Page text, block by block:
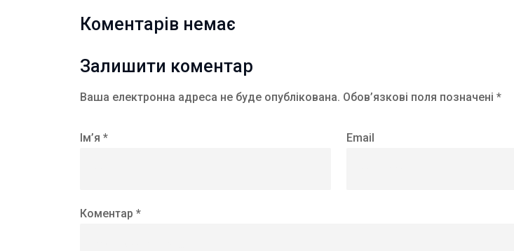
Коментарів немає
Залишити коментар
Ваша електронна адреса не буде опублікована. Обов’язкові поля позначені *
Ім’я * Email
Коментар *